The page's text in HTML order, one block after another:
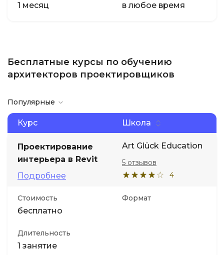
1 месяц в любое время
Бесплатные курсы по обучению
архитекторов проектировщиков
Популярные
Курс Школа
Проектирование
интерьера в Revit
Подробнее
Art Glück Education
4
5 отзывов
Стоимость
бесплатно
Формат
Длительность
1 занятие